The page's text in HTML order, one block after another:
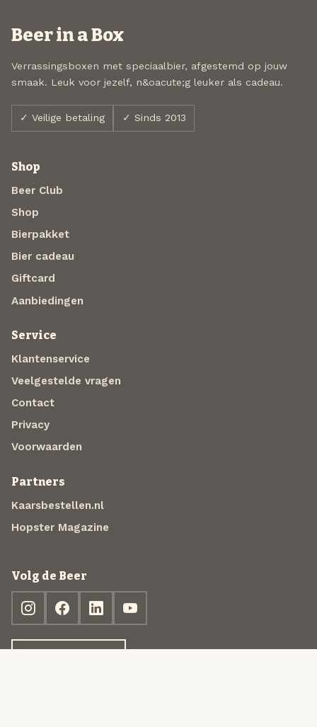
Beer in a Box
Verrassingsboxen met speciaalbier, afgestemd op jouw
smaak. Leuk voor jezelf, n&oacute;g leuker als cadeau.
✓ Veilige betaling ✓ Sinds 2013
Shop
Beer Club
Shop
Bierpakket
Bier cadeau
Giftcard
Aanbiedingen
Service
Klantenservice
Veelgestelde vragen
Contact
Privacy
Voorwaarden
Partners
Kaarsbestellen.nl
Hopster Magazine
Volg de Beer